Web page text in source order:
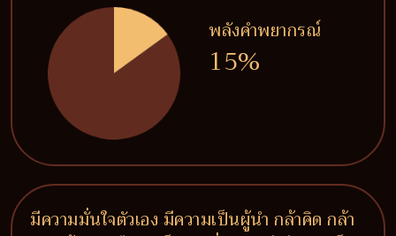
พลังคำพยากรณ์
15%
มีความมั่นใจตัวเอง มีความเป็นผู้นำ กล้าคิด กล้า